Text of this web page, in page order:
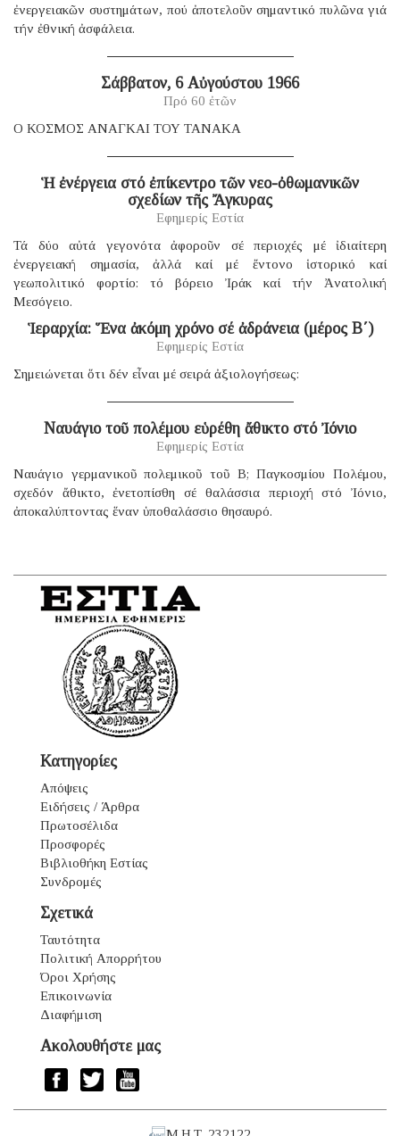
ἐνεργειακῶν συστημάτων, πού ἀποτελοῦν σημαντικό πυλῶνα γιά
τήν ἐθνική ἀσφάλεια.
Σάββατον, 6 Αὐγούστου 1966
Πρό 60 ἐτῶν
Ο ΚΟΣΜΟΣ ΑΝΑΓΚΑΙ ΤΟΥ ΤΑΝΑΚΑ
Ἡ ἐνέργεια στό ἐπίκεντρο τῶν νεο-ὀθωμανικῶν
σχεδίων τῆς Ἄγκυρας
Εφημερίς Εστία
Τά δύο αὐτά γεγονότα ἀφοροῦν σέ περιοχές μέ ἰδιαίτερη
ἐνεργειακή σημασία, ἀλλά καί μέ ἔντονο ἱστορικό καί
γεωπολιτικό φορτίο: τό βόρειο Ἰράκ καί τήν Ἀνατολική
Μεσόγειο.
Ἱεραρχία: Ἕνα ἀκόμη χρόνο σέ ἀδράνεια (μέρος B΄)
Εφημερίς Εστία
Σημειώνεται ὅτι δέν εἶναι μέ σειρά ἀξιολογήσεως:
Ναυάγιο τοῦ πολέμου εὑρέθη ἄθικτο στό Ἰόνιο
Εφημερίς Εστία
Ναυάγιο γερμανικοῦ πολεμικοῦ τοῦ B; Παγκοσμίου Πολέμου,
σχεδόν ἄθικτο, ἐνετοπίσθη σέ θαλάσσια περιοχή στό Ἰόνιο,
ἀποκαλύπτοντας ἕναν ὑποθαλάσσιο θησαυρό.
Κατηγορίες
Απόψεις
Ειδήσεις / Άρθρα
Πρωτοσέλιδα
Προσφορές
Βιβλιοθήκη Εστίας
Συνδρομές
Σχετικά
Ταυτότητα
Πολιτική Απορρήτου
Όροι Χρήσης
Επικοινωνία
Διαφήμιση
Ακολουθήστε μας